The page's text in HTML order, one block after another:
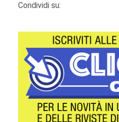
Condividi su: